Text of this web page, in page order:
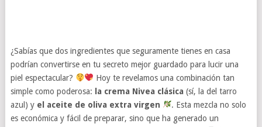
¿Sabías que dos ingredientes que seguramente tienes en casa
podrían convertirse en tu secreto mejor guardado para lucir una
piel espectacular?
Hoy te revelamos una combinación tan
simple como poderosa:
la crema Nivea clásica (sí, la del tarro
azul) y el aceite de oliva extra virgen
. Esta mezcla no solo
es económica y fácil de preparar, sino que ha generado un